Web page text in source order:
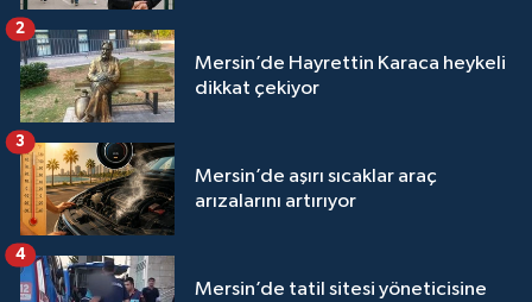
Mersin’de Hayrettin Karaca heykeli
dikkat çekiyor
2
Mersin’de aşırı sıcaklar araç
arızalarını artırıyor
3
Mersin’de tatil sitesi yöneticisine
4